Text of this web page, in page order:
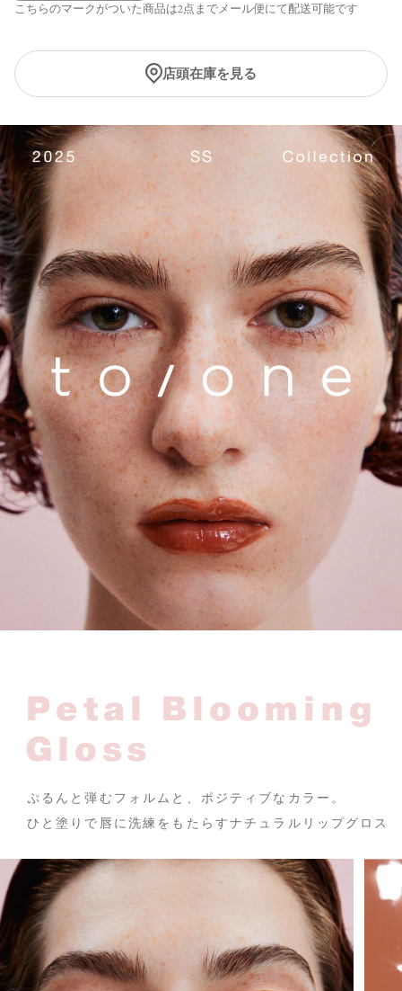
こちらのマークがついた商品は2点までメール便にて配送可能です
店頭在庫を見る
Petal Blooming
Gloss
ぷるんと弾むフォルムと、ポジティブなカラー。
ひと塗りで唇に洗練をもたらすナチュラルリップグロス